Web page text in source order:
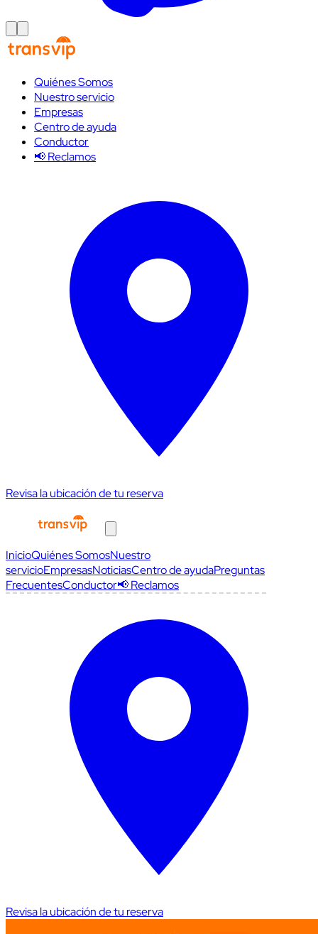
Quiénes Somos
Nuestro servicio
Empresas
Centro de ayuda
Conductor
📢 Reclamos
Revisa la ubicación de tu reserva
InicioQuiénes SomosNuestro
servicioEmpresasNoticiasCentro de ayudaPreguntas
FrecuentesConductor📢 Reclamos
Revisa la ubicación de tu reserva